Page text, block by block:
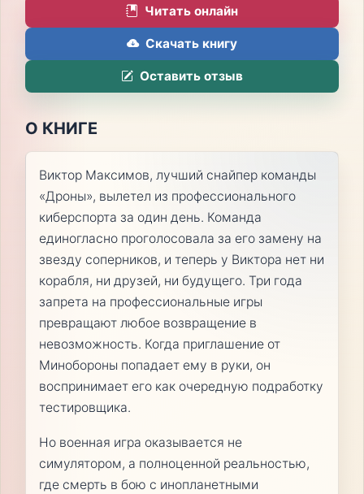
Читать онлайн
Скачать книгу
Оставить отзыв
О КНИГЕ
Виктор Максимов, лучший снайпер команды
«Дроны», вылетел из профессионального
киберспорта за один день. Команда
единогласно проголосовала за его замену на
звезду соперников, и теперь у Виктора нет ни
корабля, ни друзей, ни будущего. Три года
запрета на профессиональные игры
превращают любое возвращение в
невозможность. Когда приглашение от
Минобороны попадает ему в руки, он
воспринимает его как очередную подработку
тестировщика.
Но военная игра оказывается не
симулятором, а полноценной реальностью,
где смерть в бою с инопланетными